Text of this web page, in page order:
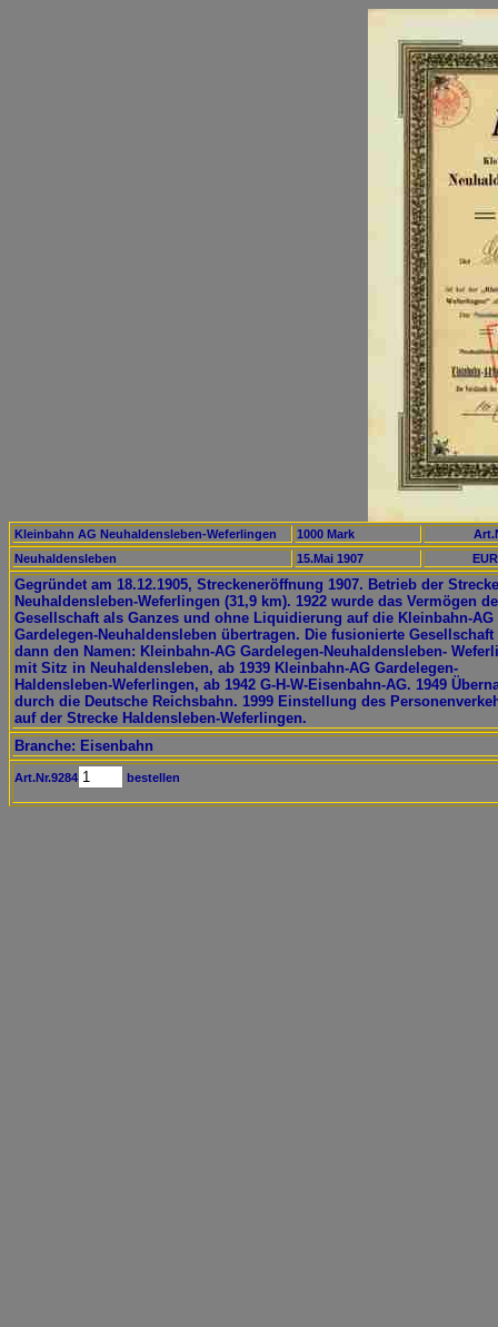
Kleinbahn AG Neuhaldensleben-Weferlingen 1000 Mark
Neuhaldensleben
15.Mai 1907
Gegründet am 18.12.1905, Streckeneröffnung 1907. Betrieb der Strecke
Neuhaldensleben-Weferlingen (31,9 km). 1922 wurde das Vermögen
Gesellschaft als Ganzes und ohne Liquidierung auf die Kleinbahn-AG
Gardelegen-Neuhaldensleben übertragen. Die fusionierte Gesellschaft
dann den Namen: Kleinbahn-AG Gardelegen-Neuhaldensleben-
mit Sitz in Neuhaldensleben, ab 1939 Kleinbahn-AG Gardelegen-
Haldensleben-Weferlingen, ab 1942 G-H-W-Eisenbahn-AG. 1949
durch die Deutsche Reichsbahn. 1999 Einstellung des
auf der Strecke Haldensleben-Weferlingen.
Branche: Eisenbahn
Art.Nr.9284 bestellen